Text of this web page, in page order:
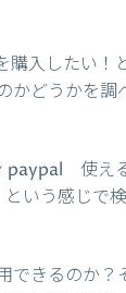
入したい！
かどうかを調
paypal 使え
いう感じで
できるのか？